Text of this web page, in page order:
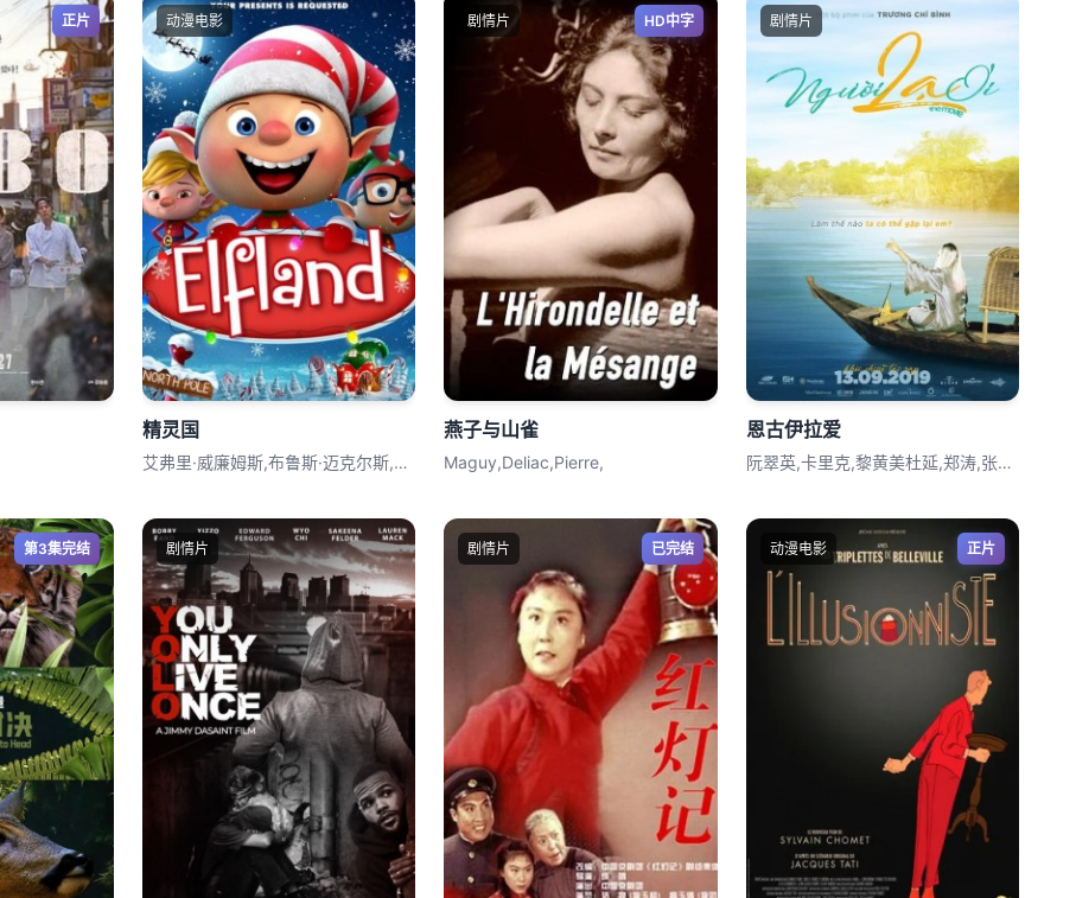
正片 动漫电影
精灵国
艾弗里·威廉姆斯,布鲁斯·迈克尔斯,西蒙
剧情片 HD中字
燕子与山雀
Maguy,Deliac,Pierre,
剧情片
恩古伊拉爱
阮翠英,卡里克,黎黄美杜延,郑涛,张世荣
第3集完结 剧情片 剧情片 已完结 动漫电影 正片